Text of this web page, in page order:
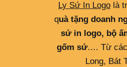
Ly Sứ In Logo là
quà tặng doanh
sứ in logo, bộ
gốm sứ…. Từ các
Long, Bát